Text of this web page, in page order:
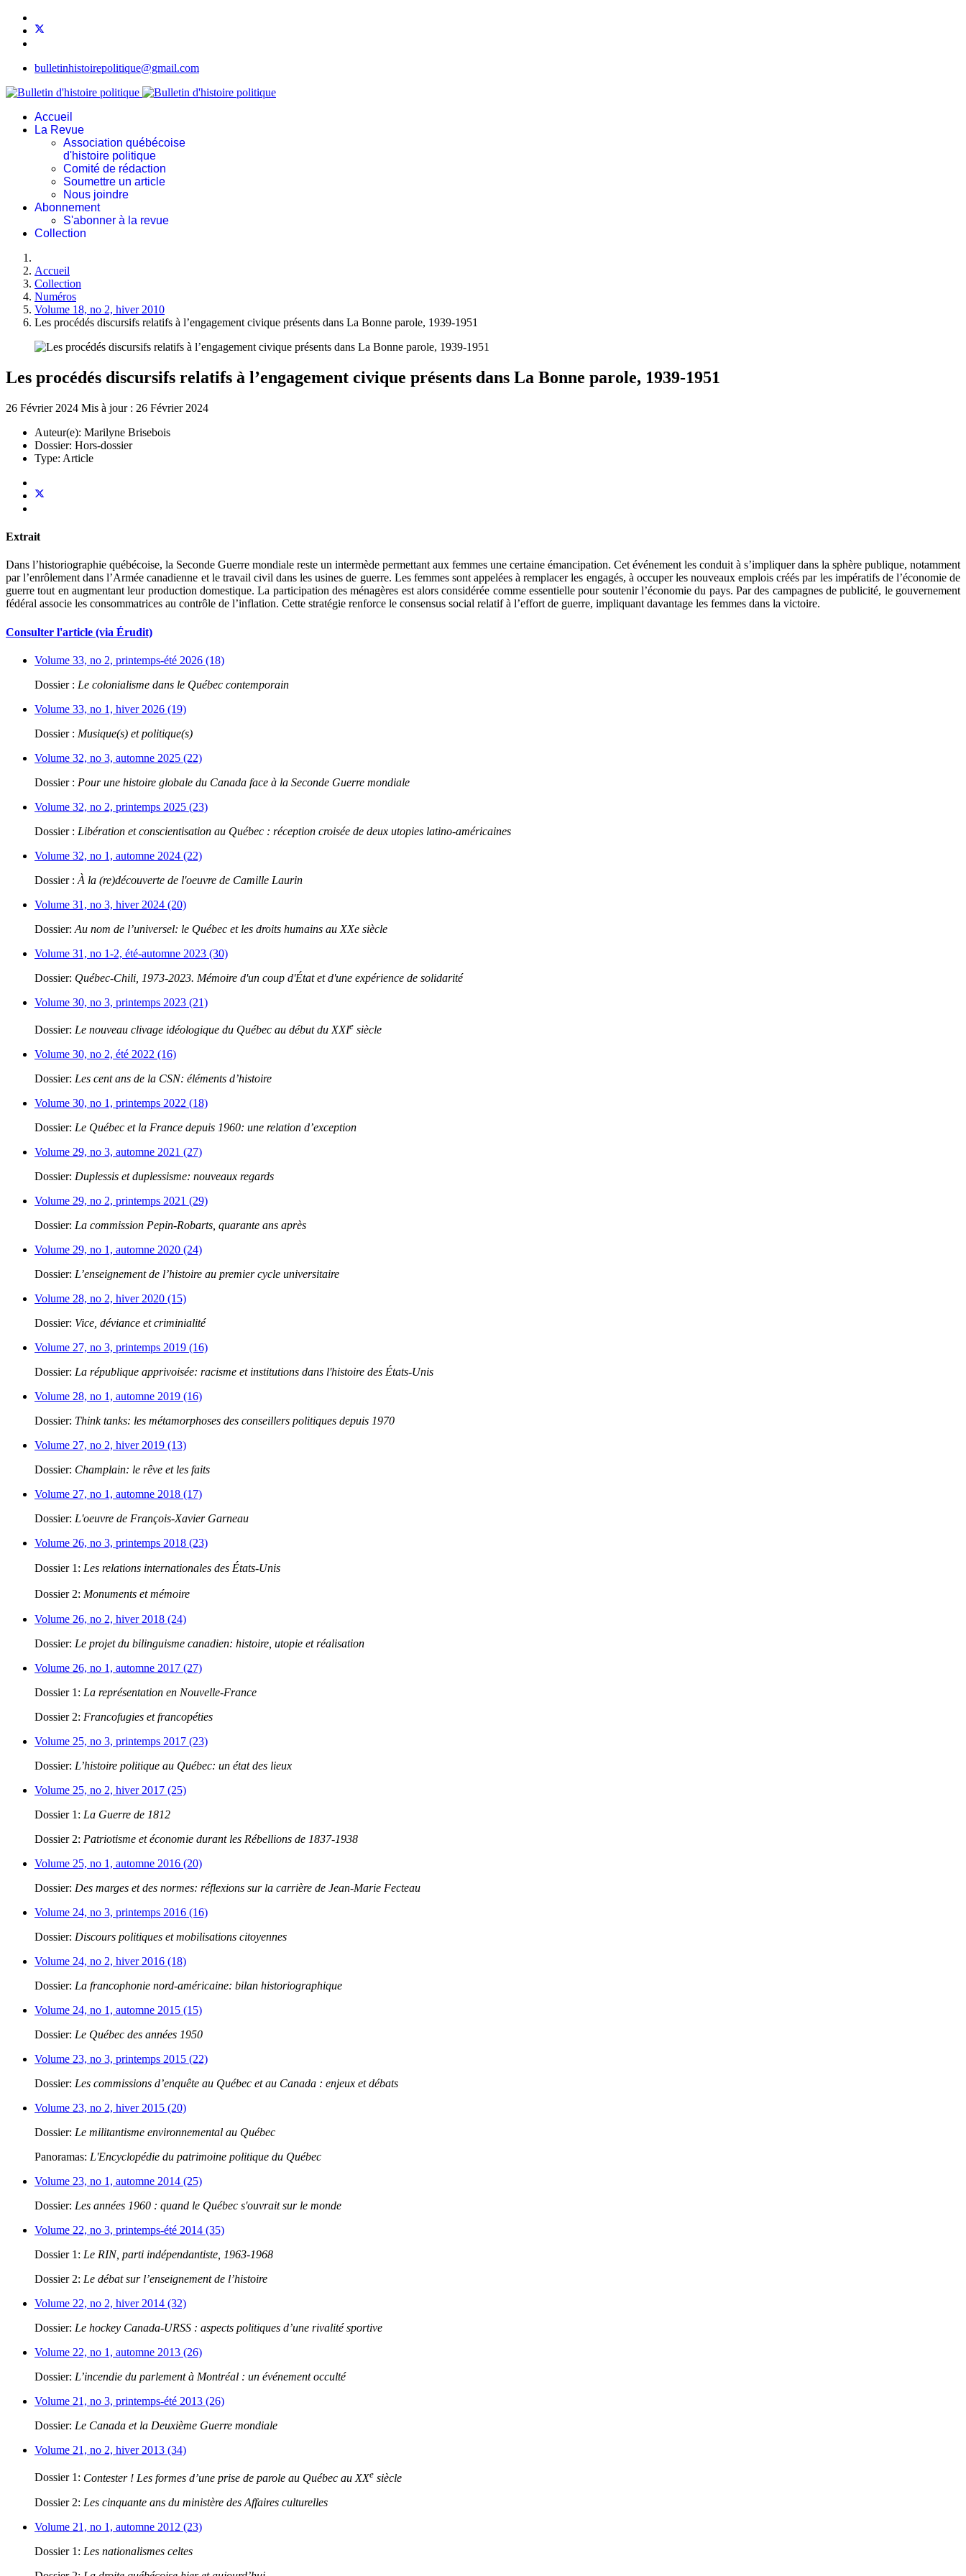
bulletinhistoirepolitique@gmail.com
Accueil
La Revue
Association québécoise
d'histoire politique
Comité de rédaction
Soumettre un article
Nous joindre
Abonnement
S'abonner à la revue
Collection
Accueil
Collection
Numéros
Volume 18, no 2, hiver 2010
Les procédés discursifs relatifs à l’engagement civique présents dans La Bonne parole, 1939-1951
Les procédés discursifs relatifs à l’engagement civique présents dans La Bonne parole, 1939-1951
26 Février 2024 Mis à jour : 26 Février 2024
Auteur(e): Marilyne Brisebois
Dossier: Hors-dossier
Type: Article
Extrait
Dans l’historiographie québécoise, la Seconde Guerre mondiale reste un intermède permettant aux femmes une certaine émancipation. Cet événement les conduit à s’impliquer dans la sphère publique, notamment
par l’enrôlement dans l’Armée canadienne et le travail civil dans les usines de guerre. Les femmes sont appelées à remplacer les engagés, à occuper les nouveaux emplois créés par les impératifs de l’économie de
guerre tout en augmentant leur production domestique. La participation des ménagères est alors considérée comme essentielle pour soutenir l’économie du pays. Par des campagnes de publicité, le gouvernement
fédéral associe les consommatrices au contrôle de l’inflation. Cette stratégie renforce le consensus social relatif à l’effort de guerre, impliquant davantage les femmes dans la victoire.
Consulter l'article (via Érudit)
Volume 33, no 2, printemps-été 2026 (18)
Dossier : Le colonialisme dans le Québec contemporain
Volume 33, no 1, hiver 2026 (19)
Dossier : Musique(s) et politique(s)
Volume 32, no 3, automne 2025 (22)
Dossier : Pour une histoire globale du Canada face à la Seconde Guerre mondiale
Volume 32, no 2, printemps 2025 (23)
Dossier : Libération et conscientisation au Québec : réception croisée de deux utopies latino-américaines
Volume 32, no 1, automne 2024 (22)
Dossier : À la (re)découverte de l'oeuvre de Camille Laurin
Volume 31, no 3, hiver 2024 (20)
Dossier: Au nom de l’universel: le Québec et les droits humains au XXe siècle
Volume 31, no 1-2, été-automne 2023 (30)
Dossier: Québec-Chili, 1973-2023. Mémoire d'un coup d'État et d'une expérience de solidarité
Volume 30, no 3, printemps 2023 (21)
Dossier: Le nouveau clivage idéologique du Québec au début du XXIe siècle
Volume 30, no 2, été 2022 (16)
Dossier: Les cent ans de la CSN: éléments d’histoire
Volume 30, no 1, printemps 2022 (18)
Dossier: Le Québec et la France depuis 1960: une relation d’exception
Volume 29, no 3, automne 2021 (27)
Dossier: Duplessis et duplessisme: nouveaux regards
Volume 29, no 2, printemps 2021 (29)
Dossier: La commission Pepin-Robarts, quarante ans après
Volume 29, no 1, automne 2020 (24)
Dossier: L’enseignement de l’histoire au premier cycle universitaire
Volume 28, no 2, hiver 2020 (15)
Dossier: Vice, déviance et criminialité
Volume 27, no 3, printemps 2019 (16)
Dossier: La république apprivoisée: racisme et institutions dans l'histoire des États-Unis
Volume 28, no 1, automne 2019 (16)
Dossier: Think tanks: les métamorphoses des conseillers politiques depuis 1970
Volume 27, no 2, hiver 2019 (13)
Dossier: Champlain: le rêve et les faits
Volume 27, no 1, automne 2018 (17)
Dossier: L'oeuvre de François-Xavier Garneau
Volume 26, no 3, printemps 2018 (23)
Dossier 1: Les relations internationales des États-Unis
Dossier 2: Monuments et mémoire
Volume 26, no 2, hiver 2018 (24)
Dossier: Le projet du bilinguisme canadien: histoire, utopie et réalisation
Volume 26, no 1, automne 2017 (27)
Dossier 1: La représentation en Nouvelle-France
Dossier 2: Francofugies et francopéties
Volume 25, no 3, printemps 2017 (23)
Dossier: L’histoire politique au Québec: un état des lieux
Volume 25, no 2, hiver 2017 (25)
Dossier 1: La Guerre de 1812
Dossier 2: Patriotisme et économie durant les Rébellions de 1837-1938
Volume 25, no 1, automne 2016 (20)
Dossier: Des marges et des normes: réflexions sur la carrière de Jean-Marie Fecteau
Volume 24, no 3, printemps 2016 (16)
Dossier: Discours politiques et mobilisations citoyennes
Volume 24, no 2, hiver 2016 (18)
Dossier: La francophonie nord-américaine: bilan historiographique
Volume 24, no 1, automne 2015 (15)
Dossier: Le Québec des années 1950
Volume 23, no 3, printemps 2015 (22)
Dossier: Les commissions d’enquête au Québec et au Canada : enjeux et débats
Volume 23, no 2, hiver 2015 (20)
Dossier: Le militantisme environnemental au Québec
Panoramas: L'Encyclopédie du patrimoine politique du Québec
Volume 23, no 1, automne 2014 (25)
Dossier: Les années 1960 : quand le Québec s'ouvrait sur le monde
Volume 22, no 3, printemps-été 2014 (35)
Dossier 1: Le RIN, parti indépendantiste, 1963-1968
Dossier 2: Le débat sur l’enseignement de l’histoire
Volume 22, no 2, hiver 2014 (32)
Dossier: Le hockey Canada-URSS : aspects politiques d’une rivalité sportive
Volume 22, no 1, automne 2013 (26)
Dossier: L’incendie du parlement à Montréal : un événement occulté
Volume 21, no 3, printemps-été 2013 (26)
Dossier: Le Canada et la Deuxième Guerre mondiale
Volume 21, no 2, hiver 2013 (34)
Dossier 1: Contester ! Les formes d’une prise de parole au Québec au XXe siècle
Dossier 2: Les cinquante ans du ministère des Affaires culturelles
Volume 21, no 1, automne 2012 (23)
Dossier 1: Les nationalismes celtes